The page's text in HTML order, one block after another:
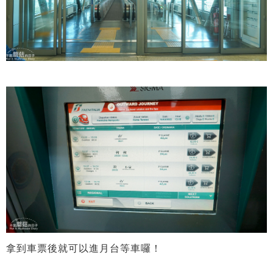
拿到車票後就可以進月台等車囉！